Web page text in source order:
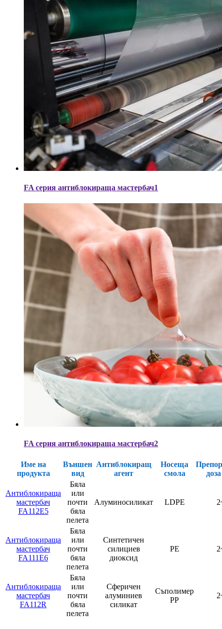
FA серия антиблокираща мастербач1
FA серия антиблокираща мастербач2
Име на
продукта
Външен
вид
Антиблокиращ
агент
Носеща
смола
Антиблокираща
мастербач
FA112E5
Бяла
или
почти
бяла
пелета
Алуминосиликат LDPE
Антиблокираща
мастербач
FA111E6
Бяла
или
почти
бяла
пелета
Синтетичен
силициев
диоксид
PE
Антиблокираща
мастербач
FA112R
Бяла
или
почти
бяла
пелета
Сферичен
алуминиев
силикат
Съполимер
PP